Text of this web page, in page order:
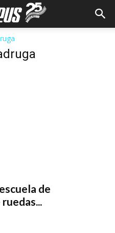
de